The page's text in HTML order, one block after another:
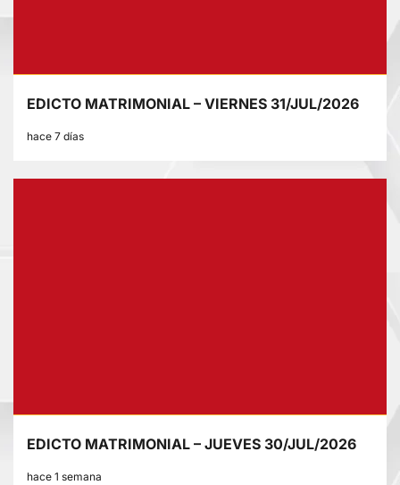
EDICTO MATRIMONIAL – VIERNES 31/JUL/2026
hace 7 días
EDICTO MATRIMONIAL – JUEVES 30/JUL/2026
hace 1 semana